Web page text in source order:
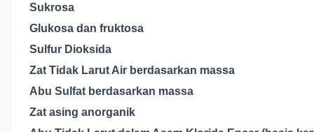
Sukrosa
Glukosa dan fruktosa
Sulfur Dioksida
Zat Tidak Larut Air berdasarkan massa
Abu Sulfat berdasarkan massa
Zat asing anorganik